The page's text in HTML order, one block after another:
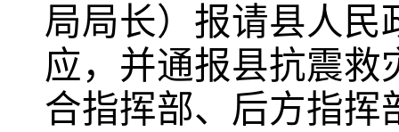
局局长）报请县人民
应，并通报县抗震救
合指挥部、后方指挥